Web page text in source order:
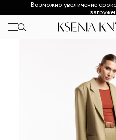
Возможно увеличение